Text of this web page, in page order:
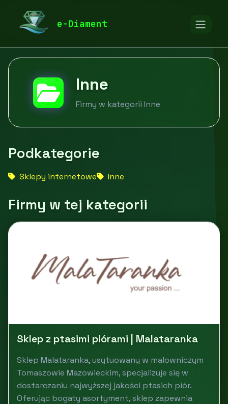
e-Diament
diamentspa.pl
Inne
Firmy w kategorii Inne
Podkategorie
Sklepy internetowe Inne
Firmy w tej kategorii
Sklep z ptasimi piórami | Malataranka
Sklep Malataranka, usytuowany w malowniczym
Tomaszowie Mazowieckim, specjalizuje się w
dostarczaniu najwyższej jakości ptasich piór.
Oferując bogaty asortyment, sklep zapewnia